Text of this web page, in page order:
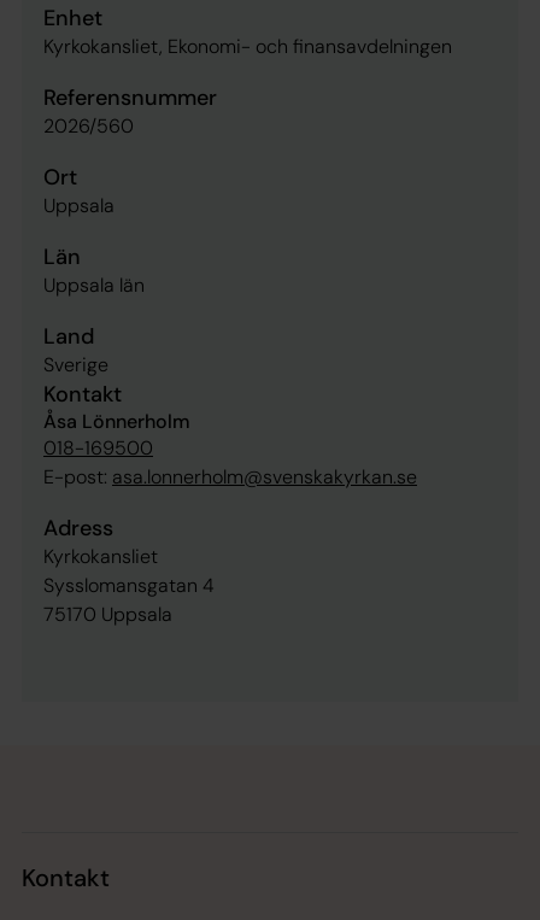
Enhet
Kyrkokansliet, Ekonomi- och finansavdelningen
Referensnummer
2026/560
Ort
Uppsala
Län
Uppsala län
Land
Sverige
Kontakt
Åsa Lönnerholm
018-169500
E-post: asa.lonnerholm@svenskakyrkan.se
Adress
Kyrkokansliet
Sysslomansgatan 4
75170 Uppsala
Kontakt